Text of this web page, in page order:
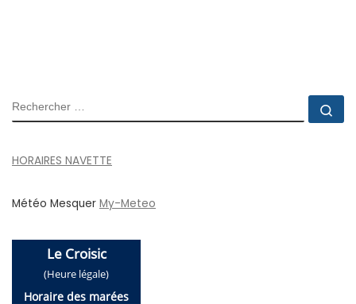
RECHERCHER
HORAIRES NAVETTE
Météo Mesquer My-Meteo